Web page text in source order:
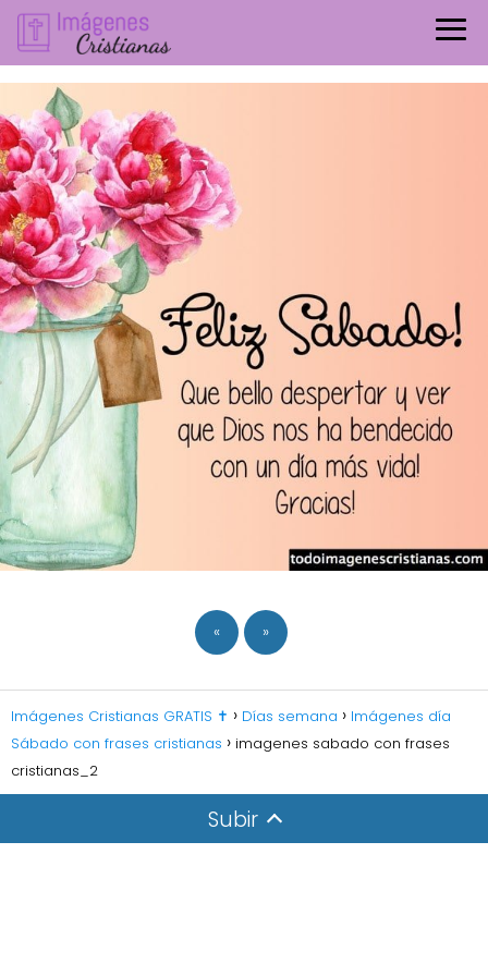
« »
Imágenes Cristianas GRATIS ✝️ Días semana
Imágenes día
Sábado con frases cristianas
imagenes sabado con frases
cristianas_2
Subir